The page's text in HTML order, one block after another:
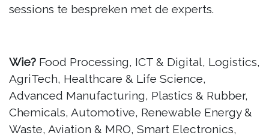
sessions te bespreken met de experts.
Wie? Food Processing, ICT & Digital, Logistics,
AgriTech, Healthcare & Life Science,
Advanced Manufacturing, Plastics & Rubber,
Chemicals, Automotive, Renewable Energy &
Waste, Aviation & MRO, Smart Electronics,